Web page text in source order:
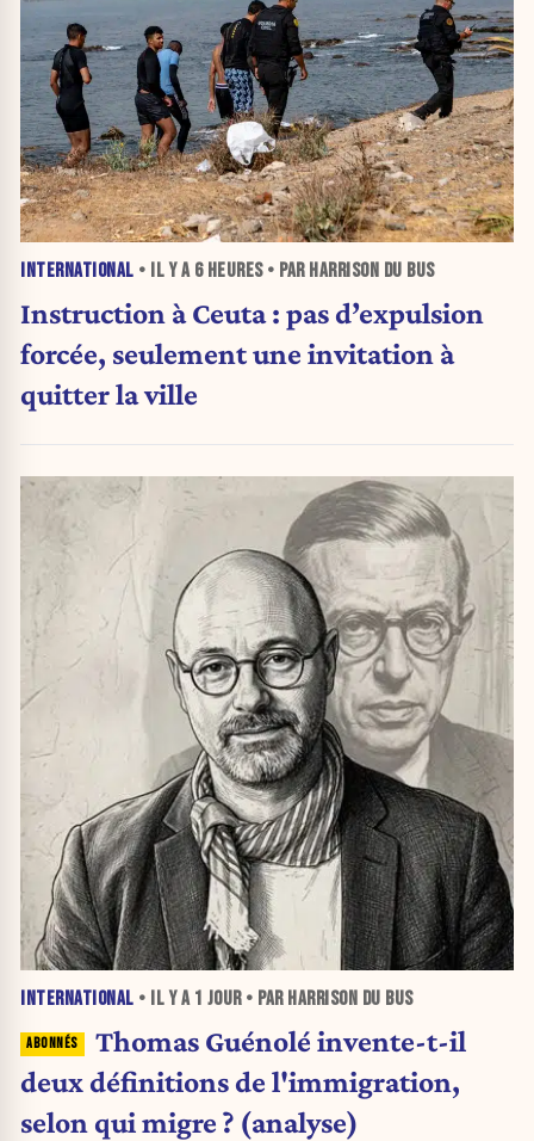
INTERNATIONAL • IL Y A 6 HEURES• PAR HARRISON DU BUS
Instruction à Ceuta : pas d’expulsion
forcée, seulement une invitation à
quitter la ville
INTERNATIONAL • IL Y A 1 JOUR• PAR HARRISON DU BUS
Thomas Guénolé invente-t-il
deux définitions de l'immigration,
selon qui migre ? (analyse)